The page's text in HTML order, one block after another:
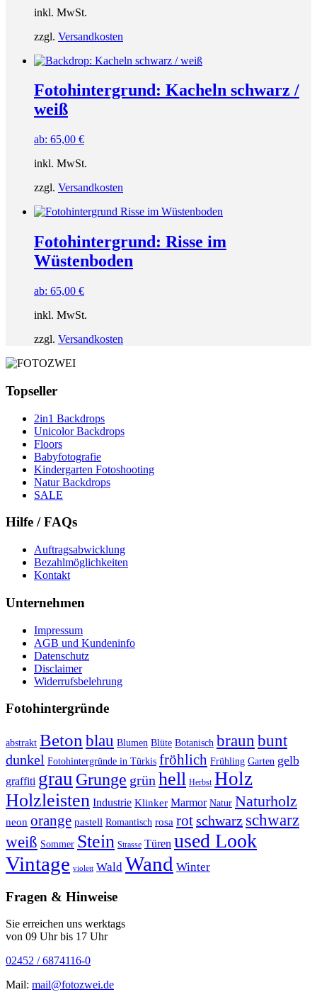
inkl. MwSt.
zzgl. Versandkosten
Fotohintergrund: Kacheln schwarz /
weiß
ab: 65,00 €
inkl. MwSt.
zzgl. Versandkosten
Fotohintergrund: Risse im
Wüstenboden
ab: 65,00 €
inkl. MwSt.
zzgl. Versandkosten
Topseller
2in1 Backdrops
Unicolor Backdrops
Floors
Babyfotografie
Kindergarten Fotoshooting
Natur Backdrops
SALE
Hilfe / FAQs
Auftragsabwicklung
Bezahlmöglichkeiten
Kontakt
Unternehmen
Impressum
AGB und Kundeninfo
Datenschutz
Disclaimer
Widerrufsbelehrung
Fotohintergründe
abstrakt Beton blau Blumen Blüte Botanisch braun bunt
dunkel Fotohintergründe in Türkis fröhlich Frühling Garten gelb
graffiti grau Grunge grün hell Herbst Holz
Holzleisten Industrie Klinker Marmor Natur Naturholz
neon orange pastell Romantisch rosa rotschwarz schwarz
weiß Sommer Stein Strasse Türen used Look
Vintage violett Wald Wand Winter
Fragen & Hinweise
Sie erreichen uns werktags
von 09 Uhr bis 17 Uhr
02452 / 6874116-0
Mail: mail@fotozwei.de